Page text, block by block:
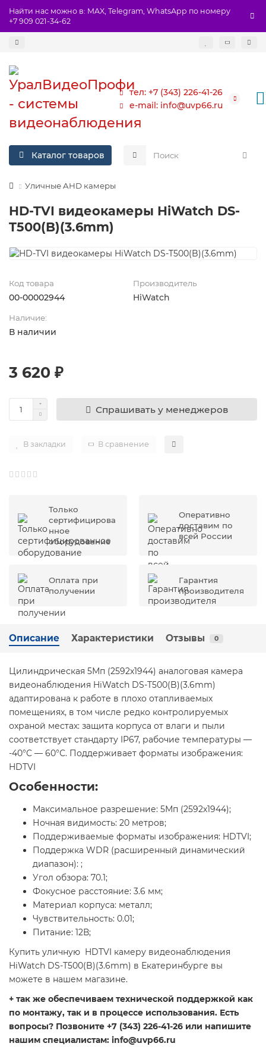
Найти нас можно в: MAX, Telegram, WhatsApp по номеру
+7 909 021-34-62
тел: +7 (343) 226-41-26
e-mail: info@uvp66.ru
Каталог товаров
Уличные AHD камеры
HD-TVI видеокамеры HiWatch DS-
T500(B)(3.6mm)
Код товара
00-00002944
Производитель
HiWatch
Наличие:
В наличии
3 620 ₽
Спрашивать у менеджеров
В закладки В сравнение
Только
сертифицирова
нное
оборудование
Оперативно
доставим по
всей России
Оплата при
получении
Гарантия
производителя
Описание Характеристики Отзывы 0
Цилиндрическая 5Мп (2592х1944) аналоговая камера
видеонаблюдения HiWatch DS-T500(B)(3.6mm)
адаптирована к работе в плохо отапливаемых
помещениях, в том числе редко контролируемых
охраной местах: защита корпуса от влаги и пыли
соответствует стандарту IP67, рабочие температуры —
-40°С — 60°С. Поддерживает форматы изображения:
HDTVI
Особенности:
Максимальное разрешение: 5Мп (2592х1944);
Ночная видимость: 20 метров;
Поддерживаемые форматы изображения: HDTVI;
Поддержка WDR (расширенный динамический
диапазон): ;
Угол обзора: 70.1;
Фокусное расстояние: 3.6 мм;
Материал корпуса: металл;
Чувствительность: 0.01;
Питание: 12В;
Купить уличную HDTVI камеру видеонаблюдения
HiWatch DS-T500(B)(3.6mm) в Екатеринбурге вы
можете в нашем магазине.
+ так же обеспечиваем технической поддержкой как
по монтажу, так и в процессе использования. Есть
вопросы? Позвоните +7 (343) 226-41-26 или напишите
нашим специалистам: info@uvp66.ru